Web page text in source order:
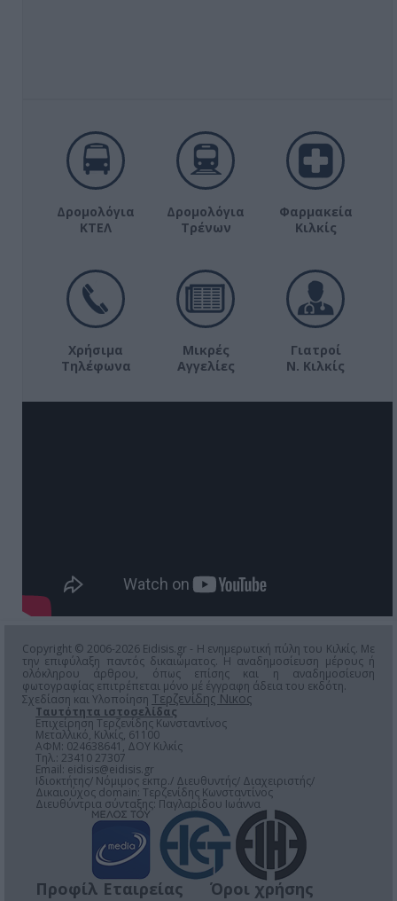
Δρομολόγια
ΚΤΕΛ
Δρομολόγια
Τρένων
Φαρμακεία
Κιλκίς
Χρήσιμα
Τηλέφωνα
Μικρές
Αγγελίες
Γιατροί
Ν. Κιλκίς
Copyright © 2006-2026 Eidisis.gr - Η ενημερωτική πύλη του Κιλκίς. Με
την επιφύλαξη παντός δικαιώματος. Η αναδημοσίευση μέρους ή
ολόκληρου άρθρου, όπως επίσης και η αναδημοσίευση
φωτογραφίας επιτρέπεται μόνο μέ έγγραφη άδεια του εκδότη.
Σχεδίαση και Υλοποίηση Τερζενίδης Νικος
Ταυτότητα ιστοσελίδας
Επιχείρηση Τερζενίδης Κωνσταντίνος
Μεταλλικό, Κιλκίς, 61100
ΑΦΜ: 024638641, ΔΟΥ Κιλκίς
Τηλ.: 23410 27307
Email: eidisis@eidisis.gr
Ιδιοκτήτης/ Νόμιμος εκπρ./ Διευθυντής/ Διαχειριστής/
Δικαιούχος domain: Τερζενίδης Κωνσταντίνος
Διευθύντρια σύνταξης: Παγλαρίδου Ιωάννα
Προφίλ Εταιρείας Όροι χρήσης